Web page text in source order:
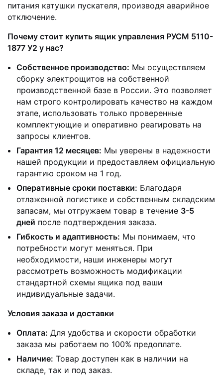
питания катушки пускателя, производя аварийное
отключение.
Почему стоит купить ящик управления РУСМ 5110-
1877 У2 у нас?
Собственное производство: Мы осуществляем
сборку электрощитов на собственной
производственной базе в России. Это позволяет
нам строго контролировать качество на каждом
этапе, использовать только проверенные
комплектующие и оперативно реагировать на
запросы клиентов.
Гарантия 12 месяцев: Мы уверены в надежности
нашей продукции и предоставляем официальную
гарантию сроком на 1 год.
Оперативные сроки поставки: Благодаря
отлаженной логистике и собственным складским
запасам, мы отгружаем товар в течение 3-5
дней после подтверждения заказа.
Гибкость и адаптивность: Мы понимаем, что
потребности могут меняться. При
необходимости, наши инженеры могут
рассмотреть возможность модификации
стандартной схемы ящика под ваши
индивидуальные задачи.
Условия заказа и доставки
Оплата: Для удобства и скорости обработки
заказа мы работаем по 100% предоплате.
Наличие: Товар доступен как в наличии на
складе, так и под заказ.